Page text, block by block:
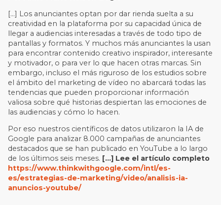
[…] Los anunciantes optan por dar rienda suelta a su
creatividad en la plataforma por su capacidad única de
llegar a audiencias interesadas a través de todo tipo de
pantallas y formatos. Y muchos más anunciantes la usan
para encontrar contenido creativo inspirador, interesante
y motivador, o para ver lo que hacen otras marcas. Sin
embargo, incluso el más riguroso de los estudios sobre
el ámbito del marketing de vídeo no abarcará todas las
tendencias que pueden proporcionar información
valiosa sobre qué historias despiertan las emociones de
las audiencias y cómo lo hacen.
Por eso nuestros científicos de datos utilizaron la IA de
Google para analizar 8.000 campañas de anunciantes
destacados que se han publicado en YouTube a lo largo
de los últimos seis meses. […] Lee el artículo completo
https://www.thinkwithgoogle.com/intl/es-
es/estrategias-de-marketing/video/analisis-ia-
anuncios-youtube/